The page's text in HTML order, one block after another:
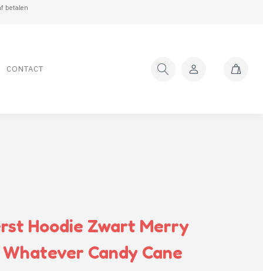
betalen
CONTACT
Hoodie Zwart Merry
Candy Cane